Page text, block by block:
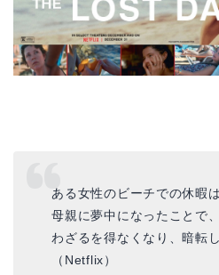
ある女性のビーチでの休暇
母親に夢中になったことで
わざるを得なくなり、暗転
（Netflix）